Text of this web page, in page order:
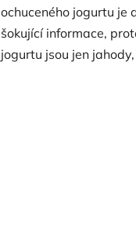
ochuceného jogurtu je
šokující informace,
jogurtu jsou jen